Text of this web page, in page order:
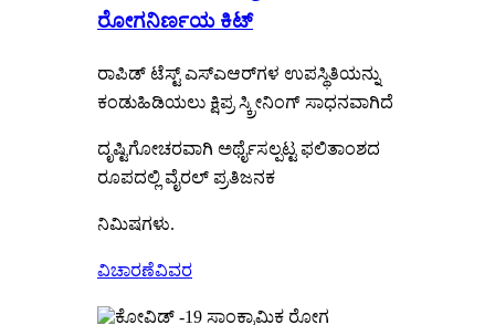
ರೋಗನಿರ್ಣಯ ಕಿಟ್
ರಾಪಿಡ್ ಟೆಸ್ಟ್ ಎಸ್‌ಎಆರ್‌ಗಳ ಉಪಸ್ಥಿತಿಯನ್ನು
ಕಂಡುಹಿಡಿಯಲು ಕ್ಷಿಪ್ರ ಸ್ಕ್ರೀನಿಂಗ್ ಸಾಧನವಾಗಿದೆ
ದೃಷ್ಟಿಗೋಚರವಾಗಿ ಅರ್ಥೈಸಲ್ಪಟ್ಟ ಫಲಿತಾಂಶದ
ರೂಪದಲ್ಲಿ ವೈರಲ್ ಪ್ರತಿಜನಕ
ನಿಮಿಷಗಳು.
ವಿಚಾರಣೆವಿವರ